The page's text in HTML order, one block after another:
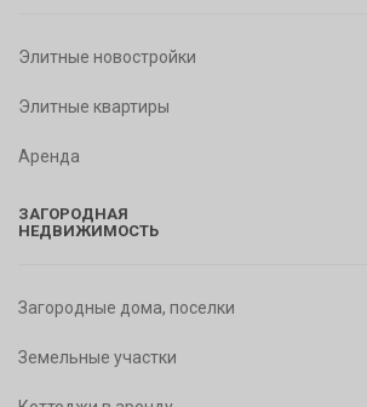
Элитные новостройки
Элитные квартиры
Аренда
ЗАГОРОДНАЯ
НЕДВИЖИМОСТЬ
Загородные дома, поселки
Земельные участки